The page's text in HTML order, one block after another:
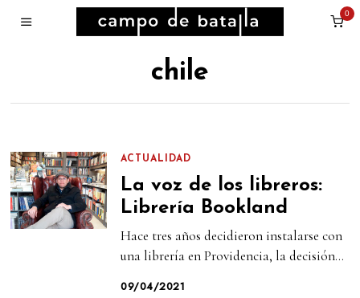
0
chile
ACTUALIDAD
La voz de los libreros:
Librería Bookland
Hace tres años decidieron instalarse con
una librería en Providencia, la decisión...
09/04/2021